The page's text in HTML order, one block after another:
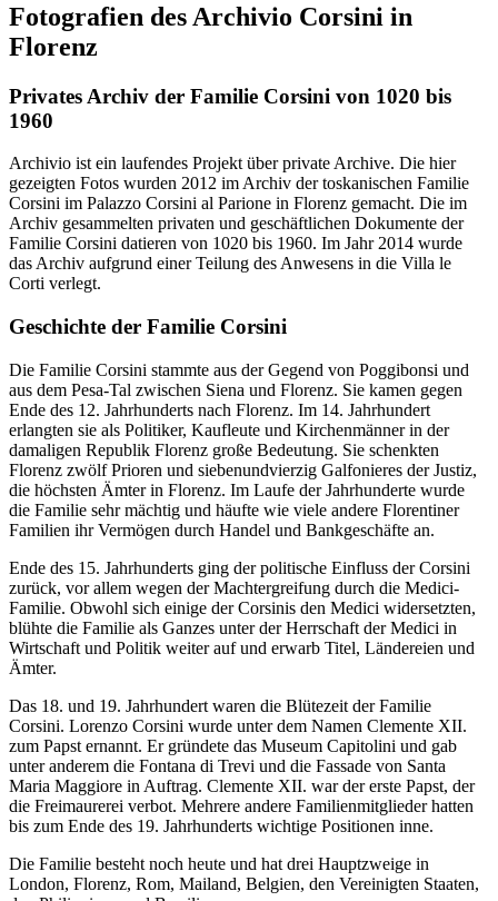
Fotografien des Archivio Corsini in
Florenz
Privates Archiv der Familie Corsini von 1020 bis
1960
Archivio ist ein laufendes Projekt über private Archive. Die hier
gezeigten Fotos wurden 2012 im Archiv der toskanischen Familie
Corsini im Palazzo Corsini al Parione in Florenz gemacht. Die im
Archiv gesammelten privaten und geschäftlichen Dokumente der
Familie Corsini datieren von 1020 bis 1960. Im Jahr 2014 wurde
das Archiv aufgrund einer Teilung des Anwesens in die Villa le
Corti verlegt.
Geschichte der Familie Corsini
Die Familie Corsini stammte aus der Gegend von Poggibonsi und
aus dem Pesa-Tal zwischen Siena und Florenz. Sie kamen gegen
Ende des 12. Jahrhunderts nach Florenz. Im 14. Jahrhundert
erlangten sie als Politiker, Kaufleute und Kirchenmänner in der
damaligen Republik Florenz große Bedeutung. Sie schenkten
Florenz zwölf Prioren und siebenundvierzig Galfonieres der Justiz,
die höchsten Ämter in Florenz. Im Laufe der Jahrhunderte wurde
die Familie sehr mächtig und häufte wie viele andere Florentiner
Familien ihr Vermögen durch Handel und Bankgeschäfte an.
Ende des 15. Jahrhunderts ging der politische Einfluss der Corsini
zurück, vor allem wegen der Machtergreifung durch die Medici-
Familie. Obwohl sich einige der Corsinis den Medici widersetzten,
blühte die Familie als Ganzes unter der Herrschaft der Medici in
Wirtschaft und Politik weiter auf und erwarb Titel, Ländereien und
Ämter.
Das 18. und 19. Jahrhundert waren die Blütezeit der Familie
Corsini. Lorenzo Corsini wurde unter dem Namen Clemente XII.
zum Papst ernannt. Er gründete das Museum Capitolini und gab
unter anderem die Fontana di Trevi und die Fassade von Santa
Maria Maggiore in Auftrag. Clemente XII. war der erste Papst, der
die Freimaurerei verbot. Mehrere andere Familienmitglieder hatten
bis zum Ende des 19. Jahrhunderts wichtige Positionen inne.
Die Familie besteht noch heute und hat drei Hauptzweige in
London, Florenz, Rom, Mailand, Belgien, den Vereinigten Staaten,